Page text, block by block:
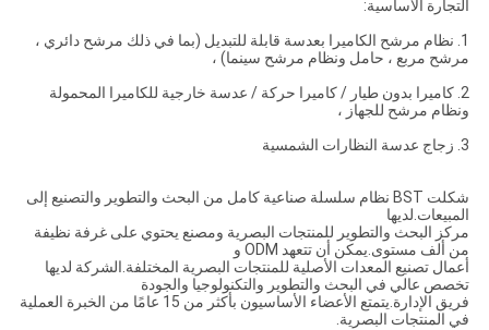
التجارة الاساسية:
1. نظام مرشح الكاميرا بعدسة قابلة للتبديل (بما في ذلك مرشح دائري ،
مرشح مربع ، حامل ونظام مرشح سينما) ،
2. كاميرا بدون طيار / كاميرا حركة / عدسة خارجية للكاميرا المحمولة
ونظام مرشح للجهاز ،
3. زجاج عدسة النظارات الشمسية
شكلت BST نظام سلسلة صناعية كامل من البحث والتطوير والتصنيع إلى
المبيعات.لديها
مركز البحث والتطوير للمنتجات البصرية ومصنع يحتوي على غرفة نظيفة
من ألف مستوى.يمكن أن تتعهد ODM و
أعمال تصنيع المعدات الأصلية للمنتجات البصرية المختلفة.الشركة لديها
تخصص عالي في البحث والتطوير والتكنولوجيا والجودة
فريق الإدارة.يتمتع الأعضاء الأساسيون بأكثر من 15 عامًا من الخبرة العملية
في المنتجات البصرية.